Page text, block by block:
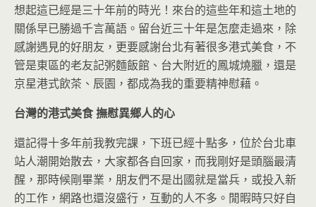
想起這已經是三十年前的時光！來台的這些年和這土地的
關係早已勝過千言萬語。留台近三十年是怎麼走過來，除
感謝遇見的好朋友，更要感謝台北有著很多港式美食，不
管是東區的老友記粥麵飯館、台大附近的鳳城燒臘，還是
京星港式飲茶、辰園，都成為我的重要精神慰藉。
台灣的港式美食撫慰異鄉人的心
還記得十多年前我教完課，下班已經十點多，位於台北車
站人潮開始散去，大家都各自回家，而我剛好是頭腦最清
醒，那時候剛畢業，朋友們不是出國就是當兵，或投入新
的工作，網路也還沒盛行，互動的人不多。閒暇時只好自